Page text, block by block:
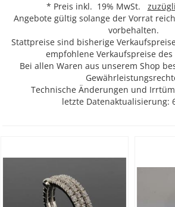
* Preis inkl. 19% MwSt.
Angebote gültig solange der Vorrat
vorbehalten.
Stattpreise sind bisherige
empfohlene Verkaufspreise
Bei allen Waren aus unserem Shop
Technische Änderungen und
letzte Datenaktualisierung: